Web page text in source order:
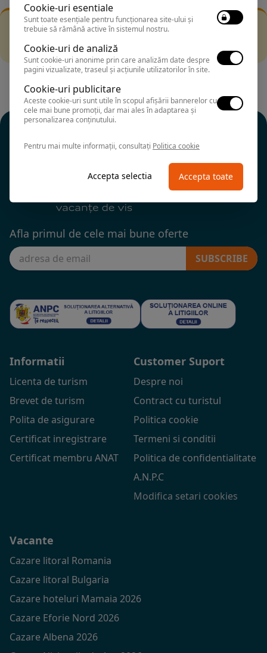
Filtrarea nu a returnat niciun rezultat
alte fitre.
Afla primul de cele mai bune oferte
SUBSCRIBE
Informatii
Licenta de turism
Brevet de turism
Polita de asigurare
Certificat inregistrare
Certificat membru ANAT
Customer Suport
Despre noi
Contract cu turistul
Politica cookie
Termeni si conditii
Politica de confidentialitate
A.N.P.C
Modifica setari cookies
Vacante
Cazare litoral Romania
Cazare litoral Bulgaria
Cazare hoteluri Mamaia 2026
Cazare Eforie Nord 2026
Cazare Albena 2026
Cookie-uri esentiale
Sunt toate esențiale pentru funcționarea site-ului și
trebuie să rămână active în sistemul nostru.
Cookie-uri de analiză
Sunt cookie-uri anonime prin care analizăm date despre
pagini vizualizate, traseul și acțiunile utilizatorilor în site.
Cookie-uri publicitare
Aceste cookie-uri sunt utile în scopul afișării bannerelor cu
cele mai bune promoții, dar mai ales în adaptarea și
personalizarea conținutului.
Pentru mai multe informații, consultați Politica cookie
Accepta selectia Accepta toate